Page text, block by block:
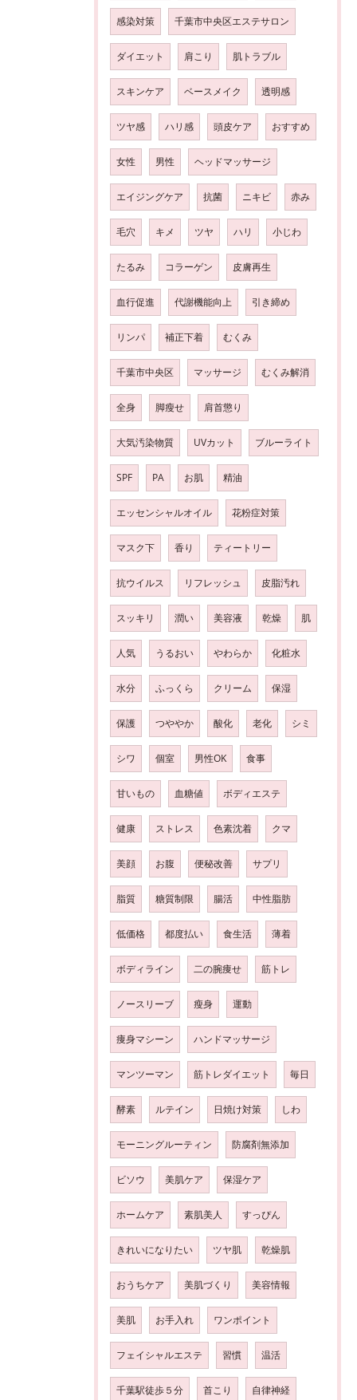
感染対策 千葉市中央区エステサロン
ダイエット 肩こり 肌トラブル
スキンケア ベースメイク 透明感
ツヤ感 ハリ感 頭皮ケア おすすめ
女性 男性 ヘッドマッサージ
エイジングケア 抗菌 ニキビ 赤み
毛穴 キメ ツヤ ハリ 小じわ
たるみ コラーゲン 皮膚再生
血行促進 代謝機能向上 引き締め
リンパ 補正下着 むくみ
千葉市中央区 マッサージ むくみ解消
全身 脚瘦せ 肩首懲り
大気汚染物質 UVカット ブルーライト
SPF PA お肌 精油
エッセンシャルオイル 花粉症対策
マスク下 香り ティートリー
抗ウイルス リフレッシュ 皮脂汚れ
スッキリ 潤い 美容液 乾燥 肌
人気 うるおい やわらか 化粧水
水分 ふっくら クリーム 保湿
保護 つややか 酸化 老化 シミ
シワ 個室 男性OK 食事
甘いもの 血糖値 ボディエステ
健康 ストレス 色素沈着 クマ
美顔 お腹 便秘改善 サプリ
脂質 糖質制限 腸活 中性脂肪
低価格 都度払い 食生活 薄着
ボディライン 二の腕痩せ 筋トレ
ノースリーブ 瘦身 運動
痩身マシーン ハンドマッサージ
マンツーマン 筋トレダイエット 毎日
酵素 ルテイン 日焼け対策 しわ
モーニングルーティン 防腐剤無添加
ビソウ 美肌ケア 保湿ケア
ホームケア 素肌美人 すっぴん
きれいになりたい ツヤ肌 乾燥肌
おうちケア 美肌づくり 美容情報
美肌 お手入れ ワンポイント
フェイシャルエステ 習慣 温活
千葉駅徒歩５分 首こり 自律神経